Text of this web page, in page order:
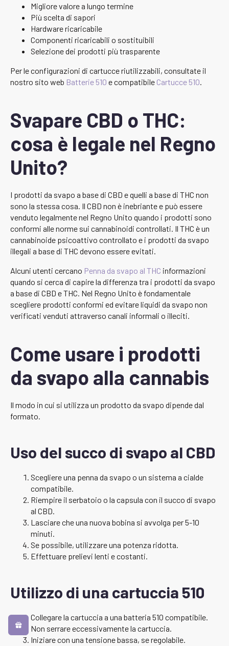
Migliore valore a lungo termine
Più scelta di sapori
Hardware ricaricabile
Componenti ricaricabili o sostituibili
Selezione dei prodotti più trasparente
Per le configurazioni di cartucce riutilizzabili, consultate il
nostro sito web Batterie 510 e compatibile Cartucce 510.
Svapare CBD o THC:
cosa è legale nel Regno
Unito?
I prodotti da svapo a base di CBD e quelli a base di THC non
sono la stessa cosa. Il CBD non è inebriante e può essere
venduto legalmente nel Regno Unito quando i prodotti sono
conformi alle norme sui cannabinoidi controllati. Il THC è un
cannabinoide psicoattivo controllato e i prodotti da svapo
illegali a base di THC devono essere evitati.
Alcuni utenti cercano Penna da svapo al THC informazioni
quando si cerca di capire la differenza tra i prodotti da svapo
a base di CBD e THC. Nel Regno Unito è fondamentale
scegliere prodotti conformi ed evitare liquidi da svapo non
verificati venduti attraverso canali informali o illeciti.
Come usare i prodotti
da svapo alla cannabis
Il modo in cui si utilizza un prodotto da svapo dipende dal
formato.
Uso del succo di svapo al CBD
Scegliere una penna da svapo o un sistema a cialde
compatibile.
Riempire il serbatoio o la capsula con il succo di svapo
al CBD.
Lasciare che una nuova bobina si avvolga per 5-10
minuti.
Se possibile, utilizzare una potenza ridotta.
Effettuare prelievi lenti e costanti.
Utilizzo di una cartuccia 510
Collegare la cartuccia a una batteria 510 compatibile.
Non serrare eccessivamente la cartuccia.
Iniziare con una tensione bassa, se regolabile.